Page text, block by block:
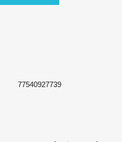
77540927739